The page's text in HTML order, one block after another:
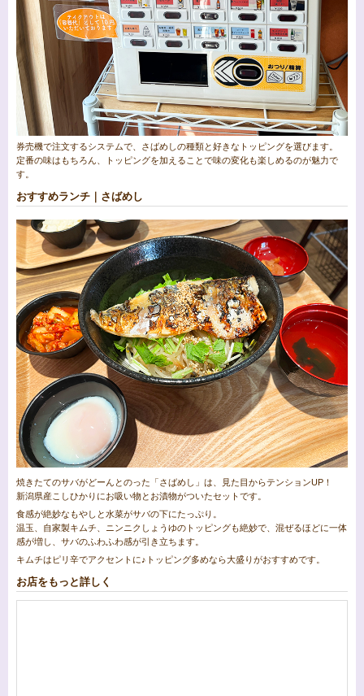
券売機で注文するシステムで、さばめしの種類と好きなトッピングを選びます。
定番の味はもちろん、トッピングを加えることで味の変化も楽しめるのが魅力で
す。
おすすめランチ｜さばめし
焼きたてのサバがどーんとのった「さばめし」は、見た目からテンションUP！
新潟県産こしひかりにお吸い物とお漬物がついたセットです。
食感が絶妙なもやしと水菜がサバの下にたっぷり。
温玉、自家製キムチ、ニンニクしょうゆのトッピングも絶妙で、混ぜるほどに一体
感が増し、サバのふわふわ感が引き立ちます。
キムチはピリ辛でアクセントに♪トッピング多めなら大盛りがおすすめです。
お店をもっと詳しく